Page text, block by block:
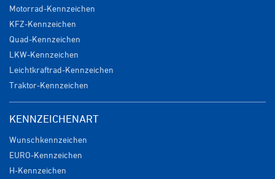
Motorrad-Kennzeichen
KFZ-Kennzeichen
Quad-Kennzeichen
LKW-Kennzeichen
Leichtkraftrad-Kennzeichen
Traktor-Kennzeichen
KENNZEICHENART
Wunschkennzeichen
EURO-Kennzeichen
H-Kennzeichen